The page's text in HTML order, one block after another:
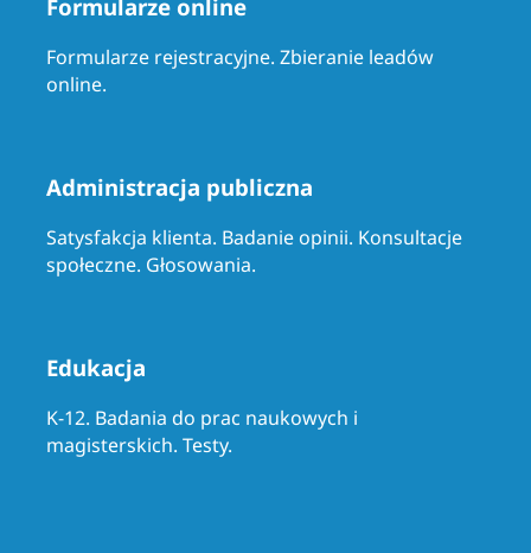
Formularze online
Formularze rejestracyjne. Zbieranie leadów
online.
Administracja publiczna
Satysfakcja klienta. Badanie opinii. Konsultacje
społeczne. Głosowania.
Edukacja
K-12. Badania do prac naukowych i
magisterskich. Testy.